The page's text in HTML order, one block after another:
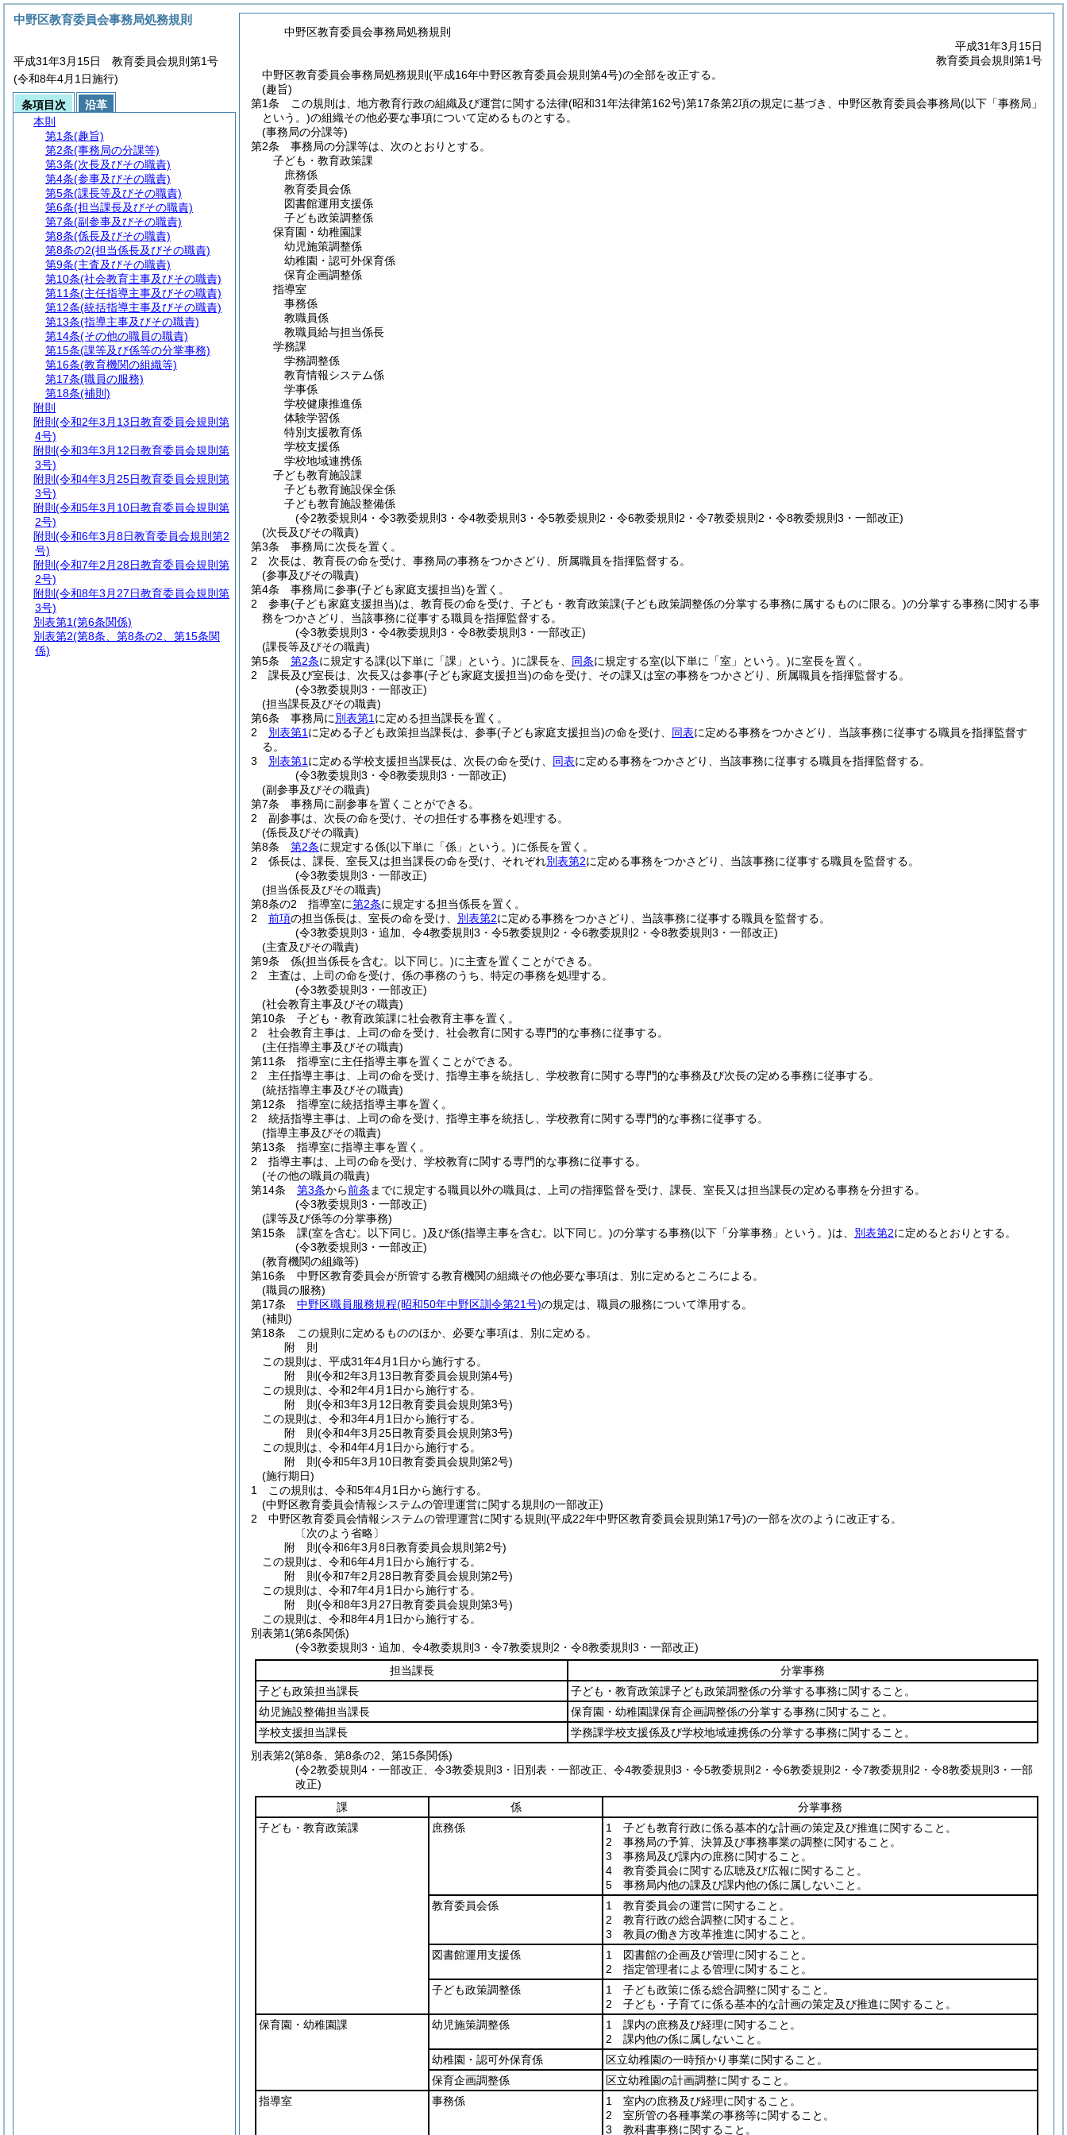
中野区教育委員会事務局処務規則
平成31年3月15日
教育委員会規則第1号
中野区教育委員会事務局処務規則(平成16年中野区教育委員会規則第4号)の全部を改正する。
(趣旨)
第1条
この規則は、地方教育行政の組織及び運営に関する法律(昭和31年法律第162号)第17条第2項の規定に基づき、中野区教育委員会事務局(以下「事務局」
という。)の組織その他必要な事項について定めるものとする。
(事務局の分課等)
第2条
事務局の分課等は、次のとおりとする。
子ども・教育政策課
庶務係
教育委員会係
図書館運用支援係
子ども政策調整係
保育園・幼稚園課
幼児施策調整係
幼稚園・認可外保育係
保育企画調整係
指導室
事務係
教職員係
教職員給与担当係長
学務課
学務調整係
教育情報システム係
学事係
学校健康推進係
体験学習係
特別支援教育係
学校支援係
学校地域連携係
子ども教育施設課
子ども教育施設保全係
子ども教育施設整備係
(令2教委規則4・令3教委規則3・令4教委規則3・令5教委規則2・令6教委規則2・令7教委規則2・令8教委規則3・一部改正)
(次長及びその職責)
第3条
事務局に次長を置く。
2
次長は、教育長の命を受け、事務局の事務をつかさどり、所属職員を指揮監督する。
(参事及びその職責)
第4条
事務局に参事(子ども家庭支援担当)を置く。
2
参事(子ども家庭支援担当)は、教育長の命を受け、子ども・教育政策課(子ども政策調整係の分掌する事務に属するものに限る。)の分掌する事務に関する事
務をつかさどり、当該事務に従事する職員を指揮監督する。
(令3教委規則3・令4教委規則3・令8教委規則3・一部改正)
(課長等及びその職責)
第5条
第2条に規定する課(以下単に「課」という。)に課長を、 同条に規定する室(以下単に「室」という。)に室長を置く。
2
課長及び室長は、次長又は参事(子ども家庭支援担当)の命を受け、その課又は室の事務をつかさどり、所属職員を指揮監督する。
(令3教委規則3・一部改正)
(担当課長及びその職責)
第6条
事務局に別表第1 に定める担当課長を置く。
2
別表第1 に定める子ども政策担当課長は、参事(子ども家庭支援担当)の命を受け、 同表に定める事務をつかさどり、当該事務に従事する職員を指揮監督す
る。
3
別表第1 に定める学校支援担当課長は、次長の命を受け、 同表に定める事務をつかさどり、当該事務に従事する職員を指揮監督する。
(令3教委規則3・令8教委規則3・一部改正)
(副参事及びその職責)
第7条
事務局に副参事を置くことができる。
2
副参事は、次長の命を受け、その担任する事務を処理する。
(係長及びその職責)
第8条
第2条に規定する係(以下単に「係」という。)に係長を置く。
2
係長は、課長、室長又は担当課長の命を受け、それぞれ別表第2に定める事務をつかさどり、当該事務に従事する職員を監督する。
(令3教委規則3・一部改正)
(担当係長及びその職責)
第8条の2
指導室に第2条に規定する担当係長を置く。
2
前項の担当係長は、室長の命を受け、 別表第2に定める事務をつかさどり、当該事務に従事する職員を監督する。
(令3教委規則3・追加、令4教委規則3・令5教委規則2・令6教委規則2・令8教委規則3・一部改正)
(主査及びその職責)
第9条
係(担当係長を含む。以下同じ。)に主査を置くことができる。
2
主査は、上司の命を受け、係の事務のうち、特定の事務を処理する。
(令3教委規則3・一部改正)
(社会教育主事及びその職責)
第10条
子ども・教育政策課に社会教育主事を置く。
2
社会教育主事は、上司の命を受け、社会教育に関する専門的な事務に従事する。
(主任指導主事及びその職責)
第11条
指導室に主任指導主事を置くことができる。
2
主任指導主事は、上司の命を受け、指導主事を統括し、学校教育に関する専門的な事務及び次長の定める事務に従事する。
(統括指導主事及びその職責)
第12条
指導室に統括指導主事を置く。
2
統括指導主事は、上司の命を受け、指導主事を統括し、学校教育に関する専門的な事務に従事する。
(指導主事及びその職責)
第13条
指導室に指導主事を置く。
2
指導主事は、上司の命を受け、学校教育に関する専門的な事務に従事する。
(その他の職員の職責)
第14条
第3条から前条 までに規定する職員以外の職員は、上司の指揮監督を受け、課長、室長又は担当課長の定める事務を分担する。
(令3教委規則3・一部改正)
(課等及び係等の分掌事務)
第15条
課(室を含む。以下同じ。)及び係(指導主事を含む。以下同じ。)の分掌する事務(以下「分掌事務」という。)は、 別表第2に定めるとおりとする。
(令3教委規則3・一部改正)
(教育機関の組織等)
第16条
中野区教育委員会が所管する教育機関の組織その他必要な事項は、別に定めるところによる。
(職員の服務)
第17条
中野区職員服務規程(昭和50年中野区訓令第21号)の規定は、職員の服務について準用する。
(補則)
第18条
この規則に定めるもののほか、必要な事項は、別に定める。
附 則
この規則は、平成31年4月1日から施行する。
附 則(令和2年3月13日教育委員会規則第4号)
この規則は、令和2年4月1日から施行する。
附 則(令和3年3月12日教育委員会規則第3号)
この規則は、令和3年4月1日から施行する。
附 則(令和4年3月25日教育委員会規則第3号)
この規則は、令和4年4月1日から施行する。
附 則(令和5年3月10日教育委員会規則第2号)
(施行期日)
1
この規則は、令和5年4月1日から施行する。
(中野区教育委員会情報システムの管理運営に関する規則の一部改正)
2
中野区教育委員会情報システムの管理運営に関する規則 (平成22年中野区教育委員会規則第17号)の一部を次のように改正する。
〔次のよう省略〕
附 則(令和6年3月8日教育委員会規則第2号)
この規則は、令和6年4月1日から施行する。
附 則(令和7年2月28日教育委員会規則第2号)
この規則は、令和7年4月1日から施行する。
附 則(令和8年3月27日教育委員会規則第3号)
この規則は、令和8年4月1日から施行する。
別表第1(第6条関係)
(令3教委規則3・追加、令4教委規則3・令7教委規則2・令8教委規則3・一部改正)
担当課長
分掌事務
子ども政策担当課長
子ども・教育政策課子ども政策調整係の分掌する事務に関すること。
幼児施設整備担当課長
保育園・幼稚園課保育企画調整係の分掌する事務に関すること。
学校支援担当課長
学務課学校支援係及び学校地域連携係の分掌する事務に関すること。
別表第2(第8条、第8条の2、第15条関係)
(令2教委規則4・一部改正、令3教委規則3・旧別表・一部改正、令4教委規則3・令5教委規則2・令6教委規則2・令7教委規則2・令8教委規則3・一部
改正)
課
係
分掌事務
子ども・教育政策課
庶務係
1 子ども教育行政に係る基本的な計画の策定及び推進に関すること。
2 事務局の予算、決算及び事務事業の調整に関すること。
3 事務局及び課内の庶務に関すること。
4 教育委員会に関する広聴及び広報に関すること。
5 事務局内他の課及び課内他の係に属しないこと。
教育委員会係
1 教育委員会の運営に関すること。
2 教育行政の総合調整に関すること。
3 教員の働き方改革推進に関すること。
図書館運用支援係
1 図書館の企画及び管理に関すること。
2 指定管理者による管理に関すること。
子ども政策調整係
1 子ども政策に係る総合調整に関すること。
2 子ども・子育てに係る基本的な計画の策定及び推進に関すること。
保育園・幼稚園課
幼児施策調整係
1 課内の庶務及び経理に関すること。
2 課内他の係に属しないこと。
幼稚園・認可外保育係
区立幼稚園の一時預かり事業に関すること。
保育企画調整係
区立幼稚園の計画調整に関すること。
指導室
事務係
1 室内の庶務及び経理に関すること。
2 室所管の各種事業の事務等に関すること。
3 教科書事務に関すること。
中野区教育委員会事務局処務規則
平成31年3月15日 教育委員会規則第1号
(令和8年4月1日施行)
条項目次
沿革
本則
第1条(趣旨)
第2条(事務局の分課等)
第3条(次長及びその職責)
第4条(参事及びその職責)
第5条(課長等及びその職責)
第6条(担当課長及びその職責)
第7条(副参事及びその職責)
第8条(係長及びその職責)
第8条の2(担当係長及びその職責)
第9条(主査及びその職責)
第10条(社会教育主事及びその職責)
第11条(主任指導主事及びその職責)
第12条(統括指導主事及びその職責)
第13条(指導主事及びその職責)
第14条(その他の職員の職責)
第15条(課等及び係等の分掌事務)
第16条(教育機関の組織等)
第17条(職員の服務)
第18条(補則)
附則
附則 (令和2年3月13日教育委員会規則第
4号)
附則 (令和3年3月12日教育委員会規則第
3号)
附則 (令和4年3月25日教育委員会規則第
3号)
附則 (令和5年3月10日教育委員会規則第
2号)
附則 (令和6年3月8日教育委員会規則第2
号)
附則 (令和7年2月28日教育委員会規則第
2号)
附則 (令和8年3月27日教育委員会規則第
3号)
別表第1(第6条関係)
別表第2(第8条、第8条の2、第15条関
係)